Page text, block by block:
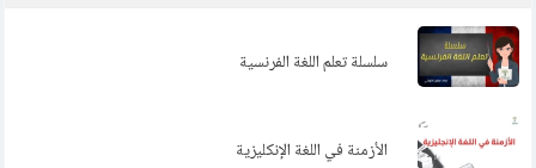
سلسلة تعلم اللغة الفرنسية
الأزمنة في اللغة الإنكليزية